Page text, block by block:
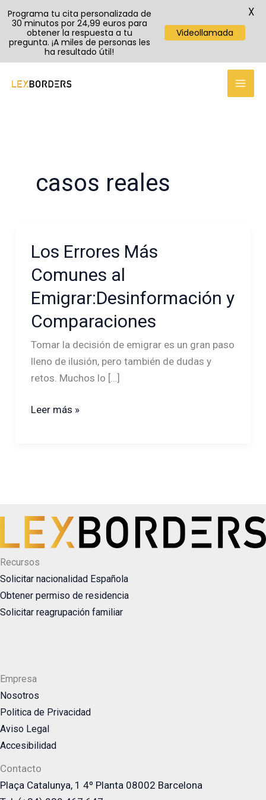
casos reales
Los Errores Más
Comunes al
Emigrar:Desinformación y
Comparaciones
Tomar la decisión de emigrar es un gran paso
lleno de ilusión, pero también de dudas y
retos. Muchos lo […]
Los
Más
Comunes
al
Emigrar:Desinformación
y
Comparaciones
Leer más »
Recursos
Solicitar nacionalidad Española
Obtener permiso de residencia
Solicitar reagrupación familiar
Empresa
Nosotros
Politica de Privacidad
Aviso Legal
Accesibilidad
Contacto
Plaça Catalunya, 1 4º Planta 08002 Barcelona
Programa tu cita personalizada de
30 minutos por 24,99 euros para
obtener la respuesta a tu
pregunta. ¡A miles de personas les
ha resultado útil!
Videollamada
X